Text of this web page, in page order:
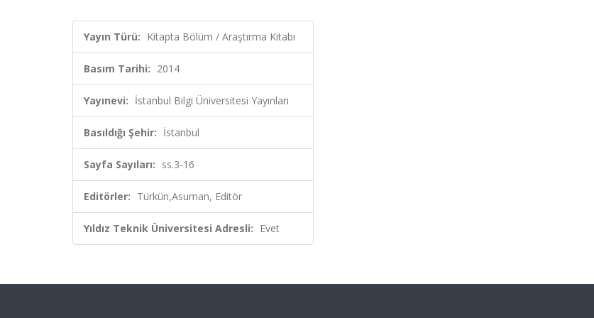
Yayın Türü: Kitapta Bölüm / Araştırma Kitabı
Basım Tarihi: 2014
Yayınevi: İstanbul Bilgi Üniversitesi Yayınları
Basıldığı Şehir: İstanbul
Sayfa Sayıları: ss.3-16
Editörler: Türkün,Asuman, Editör
Yıldız Teknik Üniversitesi Adresli: Evet